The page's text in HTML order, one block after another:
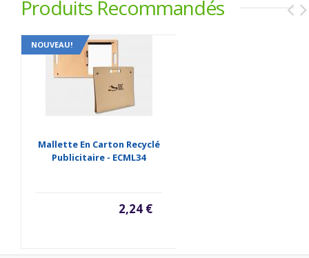
Produits Recommandés
NOUVEAU!
Mallette En Carton Recyclé
Publicitaire - ECML34
2,24 €